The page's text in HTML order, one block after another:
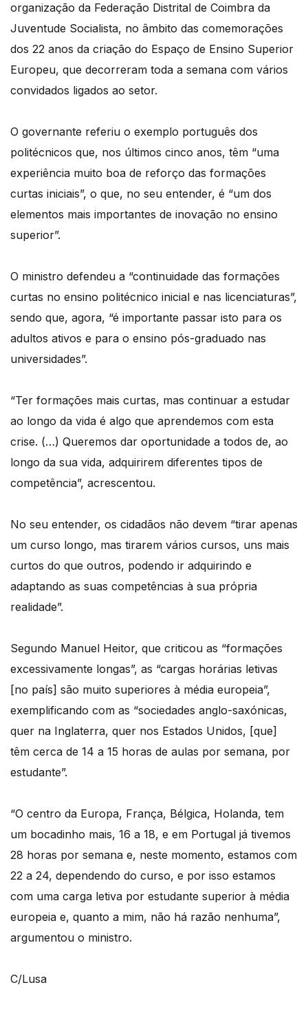
organização da Federação Distrital de Coimbra da
Juventude Socialista, no âmbito das comemorações
dos 22 anos da criação do Espaço de Ensino Superior
Europeu, que decorreram toda a semana com vários
convidados ligados ao setor.
O governante referiu o exemplo português dos
politécnicos que, nos últimos cinco anos, têm “uma
experiência muito boa de reforço das formações
curtas iniciais”, o que, no seu entender, é “um dos
elementos mais importantes de inovação no ensino
superior”.
O ministro defendeu a “continuidade das formações
curtas no ensino politécnico inicial e nas licenciaturas”,
sendo que, agora, “é importante passar isto para os
adultos ativos e para o ensino pós-graduado nas
universidades”.
“Ter formações mais curtas, mas continuar a estudar
ao longo da vida é algo que aprendemos com esta
crise. (…) Queremos dar oportunidade a todos de, ao
longo da sua vida, adquirirem diferentes tipos de
competência”, acrescentou.
No seu entender, os cidadãos não devem “tirar apenas
um curso longo, mas tirarem vários cursos, uns mais
curtos do que outros, podendo ir adquirindo e
adaptando as suas competências à sua própria
realidade”.
Segundo Manuel Heitor, que criticou as “formações
excessivamente longas”, as “cargas horárias letivas
[no país] são muito superiores à média europeia”,
exemplificando com as “sociedades anglo-saxónicas,
quer na Inglaterra, quer nos Estados Unidos, [que]
têm cerca de 14 a 15 horas de aulas por semana, por
estudante”.
“O centro da Europa, França, Bélgica, Holanda, tem
um bocadinho mais, 16 a 18, e em Portugal já tivemos
28 horas por semana e, neste momento, estamos com
22 a 24, dependendo do curso, e por isso estamos
com uma carga letiva por estudante superior à média
europeia e, quanto a mim, não há razão nenhuma”,
argumentou o ministro.
C/Lusa